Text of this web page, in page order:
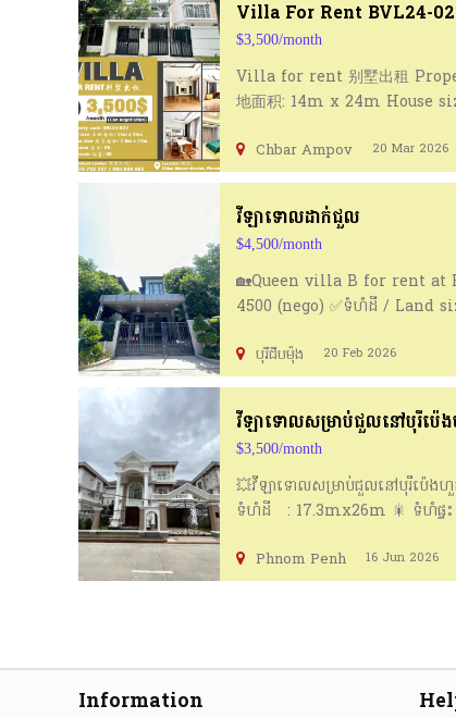
Villa For Rent BVL24-
$3,500/month
Villa for rent 别墅出租
地面积: 14m x 24m House
Chbar Ampov 20 Mar 2026
វីឡាទោលដាក់ជួល
$4,500/month
🏡Queen villa B for rent at
4500 (nego) ✅ទំហំដី / Land
https://t.me/
បុរីជីបម៉ុង 20 Feb 2026
វីឡាទោលសម្រាប់ជួលនៅបុរីប៉េ
$3,500/month
💥វីឡាទោលសម្រាប់ជួលនៅបុរីប៉េង
ទំហំដី : 17.3mx26m 🎇 ទំហំផ្ទះ
Phnom Penh 16 Jun 2026
Information